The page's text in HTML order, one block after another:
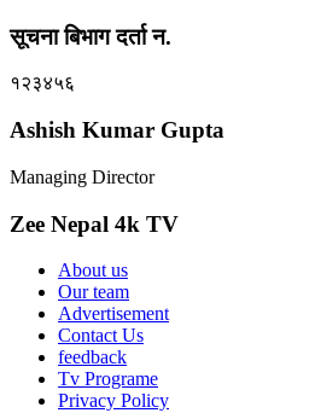
सूचना बिभाग दर्ता न.
१२३४५६
Ashish Kumar Gupta
Managing Director
Zee Nepal 4k TV
About us
Our team
Advertisement
Contact Us
feedback
Tv Programe
Privacy Policy